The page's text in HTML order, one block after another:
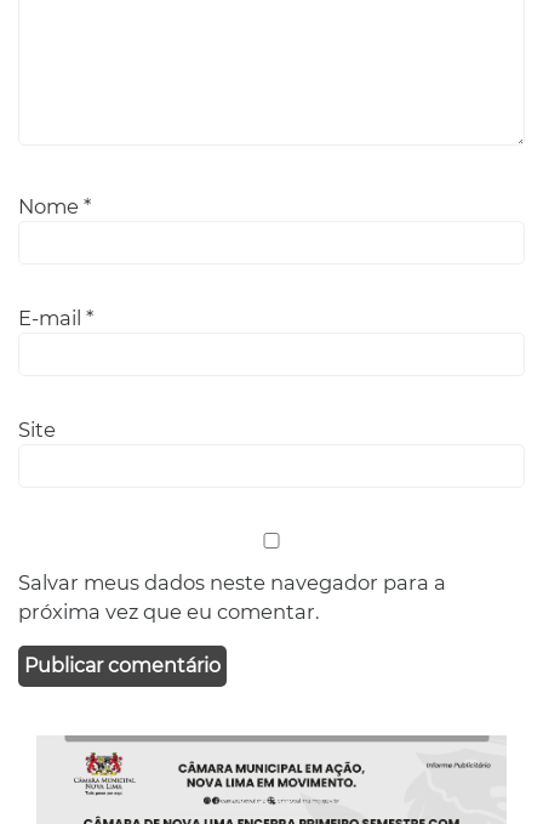
Nome *
E-mail *
Site
Salvar meus dados neste navegador para a
próxima vez que eu comentar.